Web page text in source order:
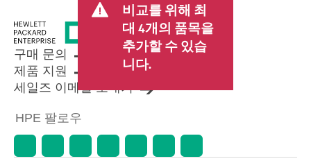
비교를 위해 최
대 4개의 품목을
추가할 수 있습
니다.
구매 문의
제품 지원
세일즈 이메일 보내기
HPE 팔로우